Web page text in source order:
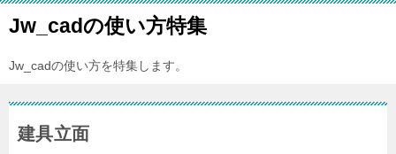
Jw_cadの使い方特集
Jw_cadの使い方を特集します。
建具立面